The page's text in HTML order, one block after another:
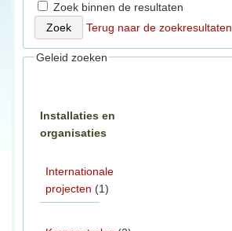
Zoek binnen de resultaten
Terug naar de zoekresultaten
Geleid zoeken
Installaties en
organisaties
Internationale
projecten (1)